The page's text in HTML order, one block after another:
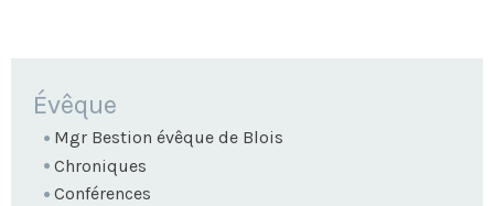
NAVIGATION
Évêque
Mgr Bestion évêque de Blois
Chroniques
Conférences